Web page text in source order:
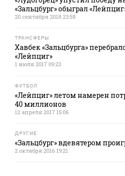
«Зальцбург» обыграл
20 сентября 2018 23:58
ТРАНСФЕРЫ
Хавбек «Зальцбурга»
«Лейпциг»
1 июля 2017 09:23
ФУТБОЛ
«Лейпциг» летом намерен
40 миллионов
12 апреля 2017 15:06
ДРУГИЕ
«Зальцбург» вдевятером
2 октября 2016 19:21